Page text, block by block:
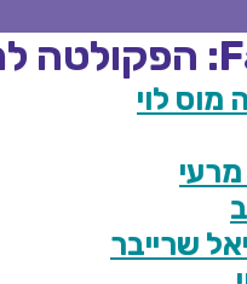
הפקולטה
מוס לוי
שרייבר